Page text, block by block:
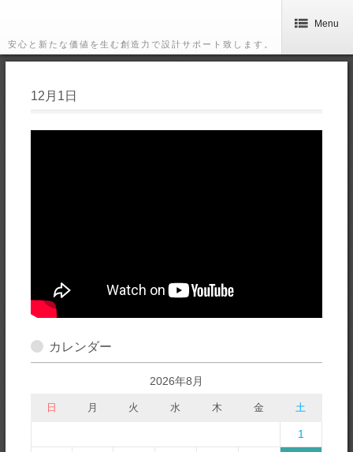
安心と新たな価値を生む創造力で設計サポート致します。
Menu
12月1日
カレンダー
2026年8月
日 月 火 水 木 金 土
1